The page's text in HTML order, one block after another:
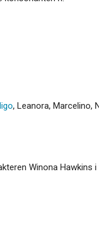
, Leanora, Marcelino,
Winona Hawkins